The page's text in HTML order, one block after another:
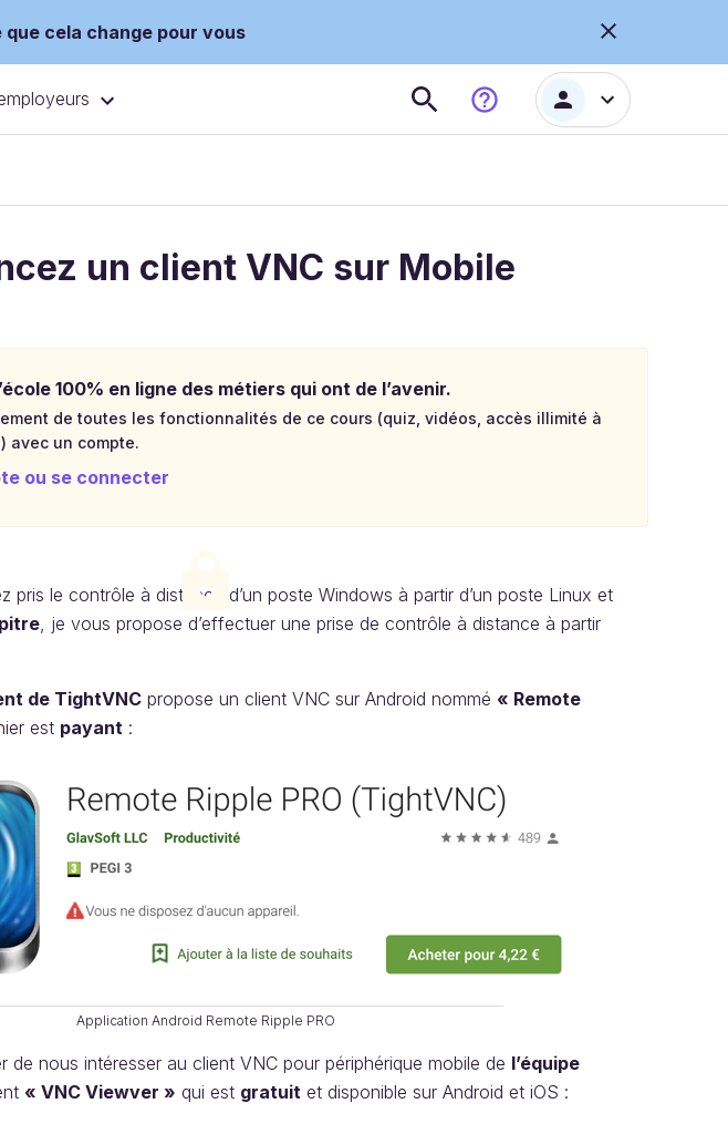
que cela change pour vous
un client VNC sur Mobile
100% en ligne des métiers qui ont de l’avenir.
de toutes les fonctionnalités de ce cours (quiz, vidéos, accès illimité à
avec un compte.
ou se connecter
pris le contrôle à distance d’un poste Windows à partir d’un poste Linux et
, je vous propose d’effectuer une prise de contrôle à distance à partir
de TightVNC propose un client VNC sur Android nommé « Remote
est payant :
Application Android Remote Ripple PRO
nous intéresser au client VNC pour périphérique mobile de l’équipe
« VNC Viewver » qui est gratuit et disponible sur Android et iOS :